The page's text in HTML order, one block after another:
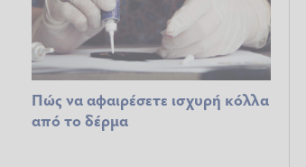
Πώς να αφαιρέσετε ισχυρή κόλλα
από το δέρμα